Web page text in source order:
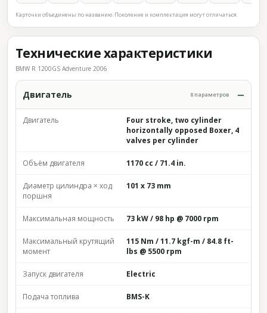
Карточки объединены по названию. Поколение и комплектация могут отличаться.
Технические характеристики
BMW R 1200GS Adventure 2006
Двигатель 8 параметров
Двигатель
Four stroke, two cylinder
horizontally opposed Boxer, 4
valves per cylinder
Объём двигателя 1170 cc / 71.4 in.
Диаметр цилиндра × ход
поршня
101 x 73 mm
Максимальная мощность 73 kW / 98 hp @ 7000 rpm
Максимальный крутящий
момент
115 Nm / 11.7 kgf-m / 84.8 ft-
lbs @ 5500 rpm
Запуск двигателя Electric
Подача топлива BMS-K